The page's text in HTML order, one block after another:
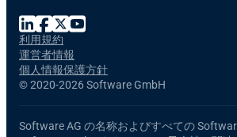
©2020-2026 Software GmbH
利用規約
運営者情報
個人情報保護方針
Software AG の名称およびすべての